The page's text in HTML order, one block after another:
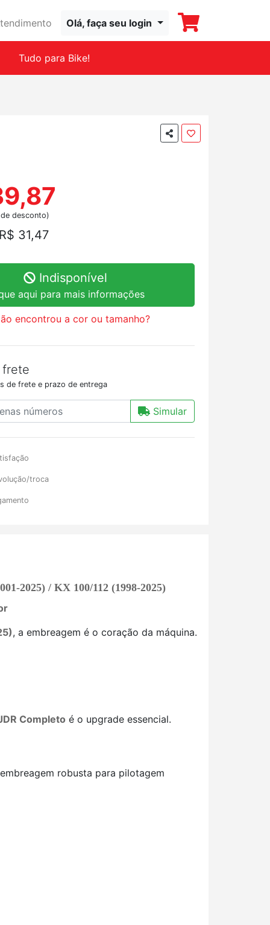
Olá, faça seu login
Tudo para Bike!
desconto)
31,47
Indisponível
aqui para mais informações
encontrou a cor ou tamanho?
frete
de frete e prazo de entrega
Simular
troca
2025) / KX 100/112 (1998-2025)
, a embreagem é o coração da máquina.
Completo é o upgrade essencial.
robusta para pilotagem